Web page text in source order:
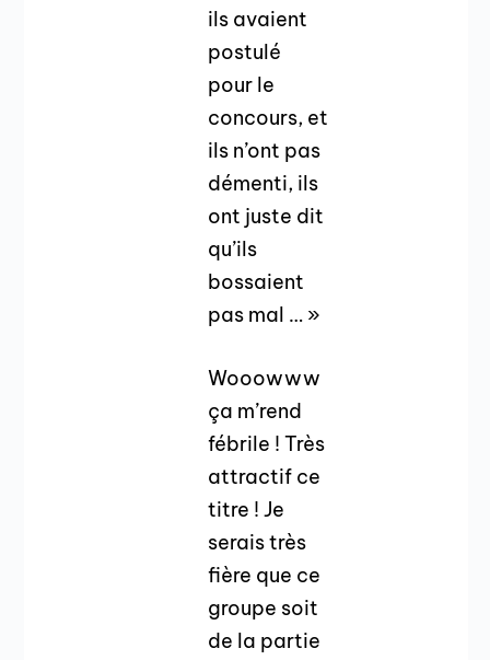
ils avaient
postulé
pour le
concours, et
ils n’ont pas
démenti, ils
ont juste dit
qu’ils
bossaient
pas mal … »
Wooowww
ça m’rend
fébrile ! Très
attractif ce
titre ! Je
serais très
fière que ce
groupe soit
de la partie